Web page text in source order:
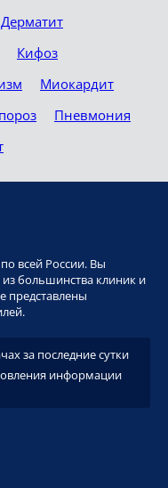
Дерматит
Кифоз
Миокардит
Пневмония
всей России. Вы
большинства клиник и
представлены
за последние сутки
информации